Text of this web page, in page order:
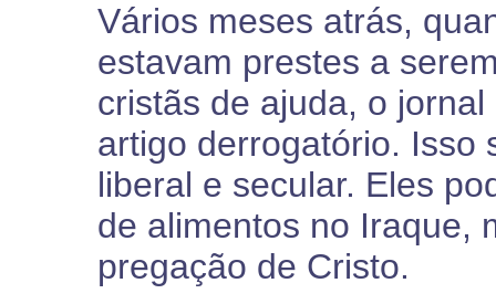
Vários meses atrás,
estavam prestes a
cristãs de ajuda, o
artigo derrogatório. Isso
liberal e secular. Eles
de alimentos no Iraque,
pregação de Cristo.